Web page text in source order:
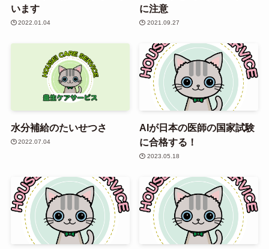
います
2022.01.04
に注意
2021.09.27
水分補給のたいせつさ
2022.07.04
AIが日本の医師の国家試験
に合格する！
2023.05.18